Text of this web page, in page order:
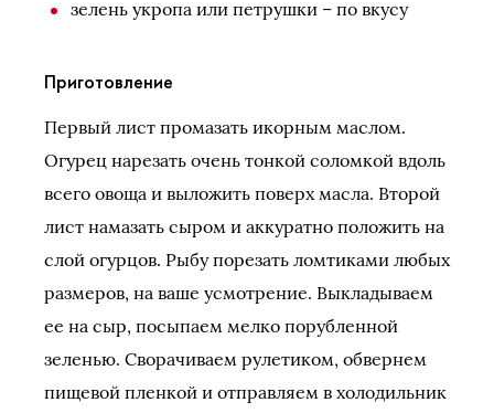
зелень укропа или петрушки – по вкусу
Приготовление
Первый лист промазать икорным маслом.
Огурец нарезать очень тонкой соломкой вдоль
всего овоща и выложить поверх масла. Второй
лист намазать сыром и аккуратно положить на
слой огурцов. Рыбу порезать ломтиками любых
размеров, на ваше усмотрение. Выкладываем
ее на сыр, посыпаем мелко порубленной
зеленью. Сворачиваем рулетиком, обвернем
пищевой пленкой и отправляем в холодильник